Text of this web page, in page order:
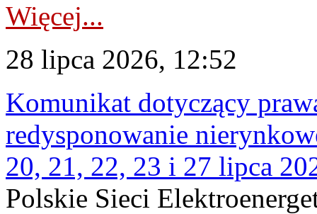
Więcej...
28 lipca 2026, 12:52
Komunikat dotyczący
redysponowanie
20, 21, 22, 23 i 27 lipca
Polskie Sieci